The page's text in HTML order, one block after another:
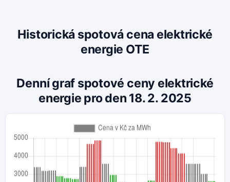
Historická spotová cena elektrické
energie OTE
Denní graf spotové ceny elektrické
energie pro den 18. 2. 2025